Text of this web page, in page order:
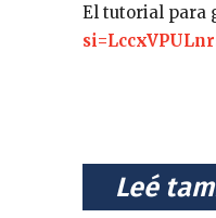
El tutorial para
⠀Leé